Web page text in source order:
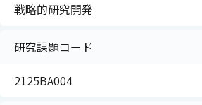
戦略的研究開発
研究課題コード
2125BA004